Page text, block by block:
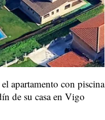
apartamento con piscina
de su casa en Vigo